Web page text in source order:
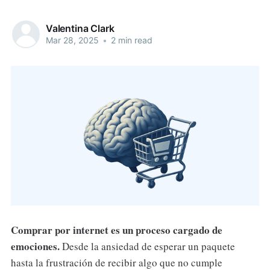
Valentina Clark
Mar 28, 2025 • 2 min read
Comprar por internet es un proceso cargado de
emociones.Desde la ansiedad de esperar un paquete
hasta la frustración de recibir algo que no cumple